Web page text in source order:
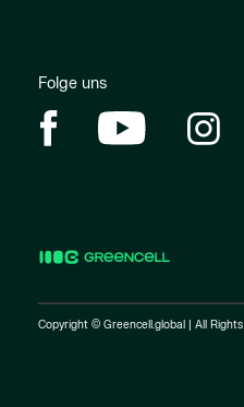
Folge uns
Copyright © Greencell.global | All